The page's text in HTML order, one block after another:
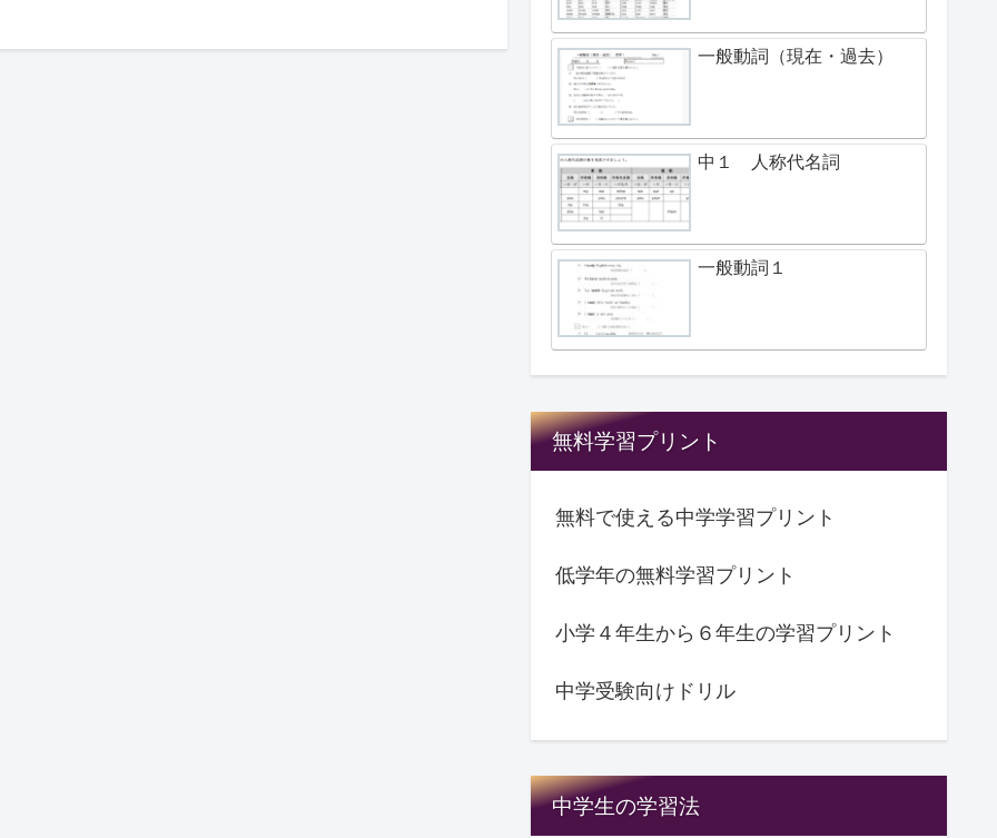
一般動詞（現在・過去）
中１ 人称代名詞
一般動詞１
無料学習プリント
無料で使える中学学習プリント
低学年の無料学習プリント
小学４年生から６年生の学習プリント
中学受験向けドリル
中学生の学習法